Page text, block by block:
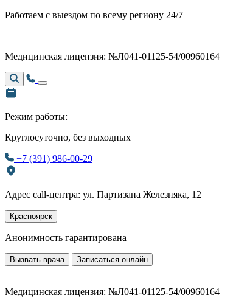
Работаем с выездом по всему региону 24/7
Медицинская лицензия: №Л041-01125-54/00960164
Режим работы:
Круглосуточно, без выходных
+7 (391) 986-00-29
Адрес call-центра: ул. Партизана Железняка, 12
Красноярск
Анонимность гарантирована
Вызвать врача Записаться онлайн
Медицинская лицензия: №Л041-01125-54/00960164